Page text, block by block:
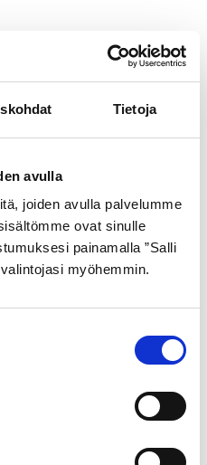
Tietoja
avulla
joiden avulla palvelumme
ovat sinulle
painamalla ”Salli
myöhemmin.